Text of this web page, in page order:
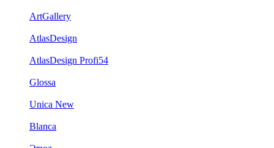
ArtGallery
AtlasDesign
AtlasDesign Profi54
Glossa
Unica New
Blanca